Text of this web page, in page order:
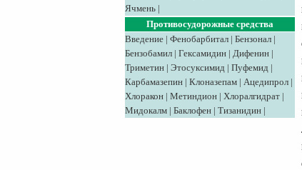
Ячмень |
Противосудорожные средства
Введение | Фенобарбитал | Бензонал |
Бензобамил | Гексамидин | Дифенин |
Триметин | Этосуксимид | Пуфемид |
Карбамазепин | Клоназепам | Ацедипрол |
Хлоракон | Метиндион | Хлоралгидрат |
Мидокалм | Баклофен | Тизанидин |